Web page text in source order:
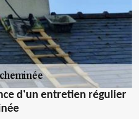
d'un entretien régulier